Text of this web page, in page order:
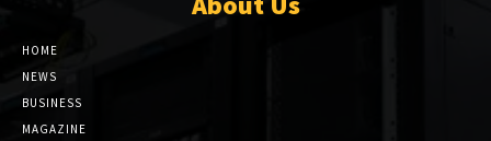
HOME
NEWS
BUSINESS
MAGAZINE